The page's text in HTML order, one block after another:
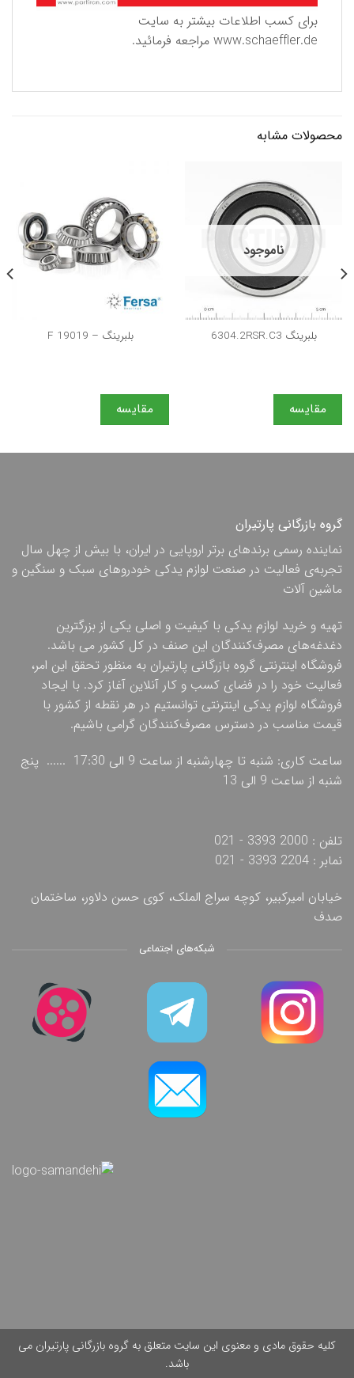
برای كسب اطلاعات بیشتر به سایت
www.schaeffler.de مراجعه فرمائید.
محصولات مشابه
ناموجود
بلبرینگ 6304.2RSR.C3
مقایسه
بلبرینگ – F 19019
مقایسه
گروه بازرگانی پارتیران
نماینده رسمی برندهای برتر اروپایی در ایران، با بیش از چهل سال
تجربه‌ی فعالیت در صنعت لوازم یدکی خودروهای سبک و سنگین و
ماشین آلات
تهیه و خرید لوازم یدکی با کیفیت و اصلی یکی از بزرگترین
دغدغه‌های مصرف‌کنندگان این صنف در کل کشور می باشد.
فروشگاه اینترنتی گروه بازرگانی پارتیران به منظور تحقق این امر،
فعالیت خود را در فضای کسب و کار آنلاین آغاز کرد. با ایجاد
فروشگاه لوازم یدکی اینترنتی توانستیم در هر نقطه از کشور با
قیمت مناسب در دسترس مصرف‌کنندگان گرامی باشیم.
ساعت کاری: شنبه تا چهارشنبه از ساعت 9 الی 17:30 ...... پنج
شنبه از ساعت 9 الی 13
تلفن : 2000 3393 - 021
نمابر : 2204 3393 - 021
خیابان امیرکبیر، کوچه سراج الملک، کوی حسن دلاور، ساختمان
صدف
شبکه‌های اجتماعی
کلیه حقوق مادی و معنوی این سایت متعلق به گروه بازرگانی پارتیران می
باشد.